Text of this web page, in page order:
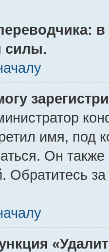
силы.
имя, под
Он
Обратитесь